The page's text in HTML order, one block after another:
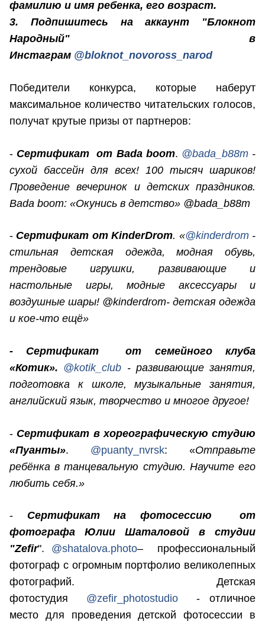
фамилию и имя ребенка, его возраст.
3. Подпишитесь на аккаунт "Блокнот
Народный" в
Инстаграм @bloknot_novoross_narod
Победители конкурса, которые наберут
максимальное количество читательских голосов,
получат крутые призы от партнеров:
- Сертификат от Bada boom. @bada_b88m -
сухой бассейн для всех! 100 тысяч шариков!
Проведение вечеринок и детских праздников.
Bada boom: «Окунись в детство» @bada_b88m
- Сертификат от KinderDrom. «@kinderdrom -
стильная детская одежда, модная обувь,
трендовые игрушки, развивающие и
настольные игры, модные аксессуары и
воздушные шары! @kinderdrom- детская одежда
и кое-что ещё»
- Сертификат от семейного клуба
«Котик». @kotik_club - развивающие занятия,
подготовка к школе, музыкальные занятия,
английский язык, творчество и многое другое!
- Сертификат в хореографическую студию
«Пуанты». @puanty_nvrsk: «Отправьте
ребёнка в танцевальную студию. Научите его
любить себя.»
- Сертификат на фотосессию от
фотографа Юлии Шаталовой в студии
"Zefir". @shatalova.photo– профессиональный
фотограф с огромным портфолио великолепных
фотографий. Детская
фотостудия @zefir_photostudio - отличное
место для проведения детской фотосессии в